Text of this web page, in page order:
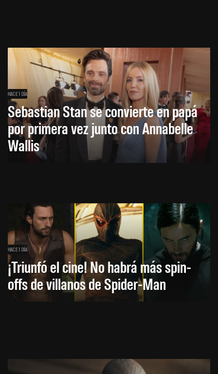
HACE 1 DÍA
Sebastian Stan se convierte en papá
por primera vez junto con Annabelle
Wallis
HACE 1 DÍA
¡Triunfó el cine! No habrá más spin-
offs de villanos de Spider-Man